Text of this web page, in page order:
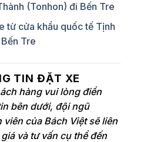
(Tonhon) đi Bến Tre
từ cửa khẩu quốc tế Tịnh
Tre
TIN ĐẶT XE
hàng vui lòng điền
bên dưới, đội ngũ
viên của Bách Việt sẽ liên
và tư vấn cụ thể đến